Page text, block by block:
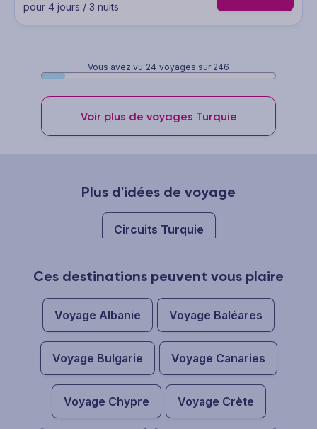
pour 4 jours / 3 nuits
Vous avez vu 24 voyages sur 246
Voir plus de voyages Turquie
Plus d'idées de voyage
Circuits Turquie
Ces destinations peuvent vous plaire
Voyage Albanie Voyage Baléares
Voyage Bulgarie Voyage Canaries
Voyage Chypre Voyage Crète